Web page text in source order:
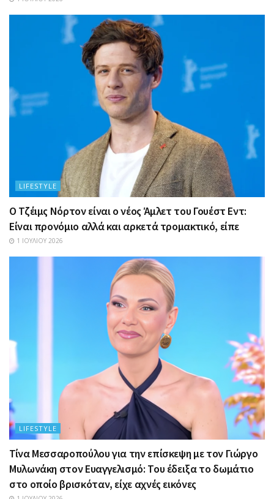
LIFESTYLE
Ο Τζέιμς Νόρτον είναι ο νέος Άμλετ του Γουέστ Εντ:
Είναι προνόμιο αλλά και αρκετά τρομακτικό, είπε
1 ΙΟΥΛΊΟΥ 2026
LIFESTYLE
Τίνα Μεσσαροπούλου για την επίσκεψη με τον Γιώργο
Μυλωνάκη στον Ευαγγελισμό: Του έδειξα το δωμάτιο
στο οποίο βρισκόταν, είχε αχνές εικόνες